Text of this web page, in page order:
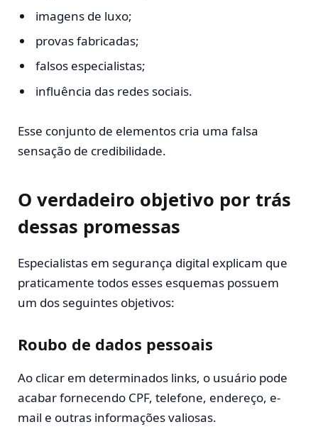
imagens de luxo;
provas fabricadas;
falsos especialistas;
influência das redes sociais.
Esse conjunto de elementos cria uma falsa
sensação de credibilidade.
O verdadeiro objetivo por trás
dessas promessas
Especialistas em segurança digital explicam que
praticamente todos esses esquemas possuem
um dos seguintes objetivos:
Roubo de dados pessoais
Ao clicar em determinados links, o usuário pode
acabar fornecendo CPF, telefone, endereço, e-
mail e outras informações valiosas.